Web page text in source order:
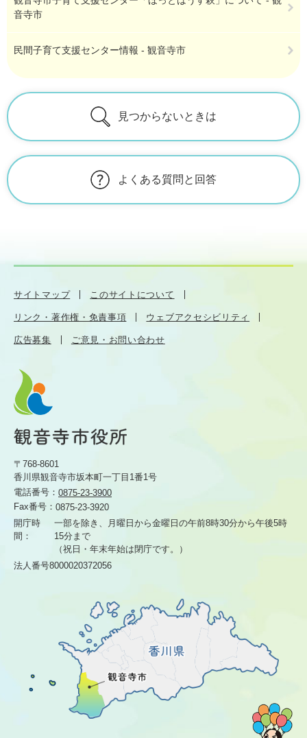
音寺市
民間子育て支援センター情報 - 観音寺市
見つからないときは
よくある質問と回答
サイトマップ このサイトについて
リンク・著作権・免責事項 ウェブアクセシビリティ
広告募集 ご意見・お問い合わせ
〒768-8601
香川県観音寺市坂本町一丁目1番1号
電話番号： 0875-23-3900
Fax番号： 0875-23-3920
開庁時
間：
一部を除き、月曜日から金曜日の午前8時30分から午後5時
15分まで
（祝日・年末年始は閉庁です。）
法人番号8000020372056